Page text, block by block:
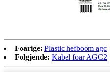
Foarige: Plastic hefboom agc
Folgjende: Kabel foar AGC2